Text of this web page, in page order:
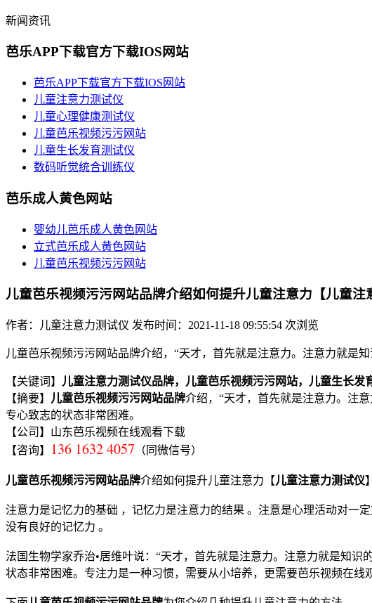
新闻资讯
芭乐APP下载官方下载IOS网站
芭乐APP下载官方下载IOS网站
儿童注意力测试仪
儿童心理健康测试仪
儿童芭乐视频污污网站
儿童生长发育测试仪
数码听觉统合训练仪
芭乐成人黄色网站
婴幼儿芭乐成人黄色网站
立式芭乐成人黄色网站
儿童芭乐视频污污网站
儿童芭乐视频污污网站品牌介绍如何提升儿童注意力【儿童注
作者：儿童注意力测试仪 发布时间：2021-11-18 09:55:54 次浏览
儿童芭乐视频污污网站品牌介绍，“天才，首先就是注意力。注意力就是
【关键词】
儿童注意力测试仪品牌，儿童芭乐视频污污网站，儿童生长发
【摘要】
儿童芭乐视频污污网站品牌介绍，“天才，首先就是注意力。注
专心致志的状态非常困难。
【公司】山东芭乐视频在线观看下载
【咨询】
136 1632 4057 （同微信号）
儿童芭乐视频污污网站品牌介绍如何提升儿童注意力【儿童注意力测试仪】
注意力是记忆力的基础 ，记忆力是注意力的结果 。注意是心理活动对一
没有良好的记忆力 。
法国生物学家乔治•居维叶说：“天才，首先就是注意力。注意力就是知
状态非常困难。专注力是一种习惯，需要从小培养，更需要芭乐视频在